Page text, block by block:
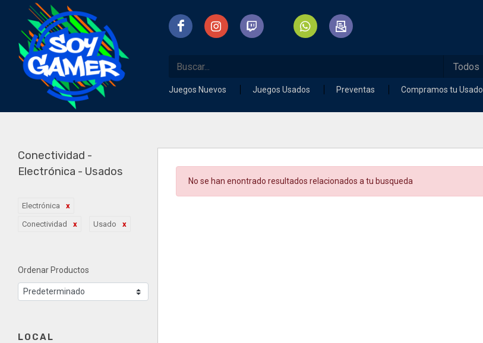
Juegos Nuevos Juegos Usados Preventas Compramos tu Usado
Conectividad -
Electrónica - Usados
Electrónica
Conectividad Usado
Ordenar Productos
LOCAL
No se han enontrado resultados relacionados a tu busqueda